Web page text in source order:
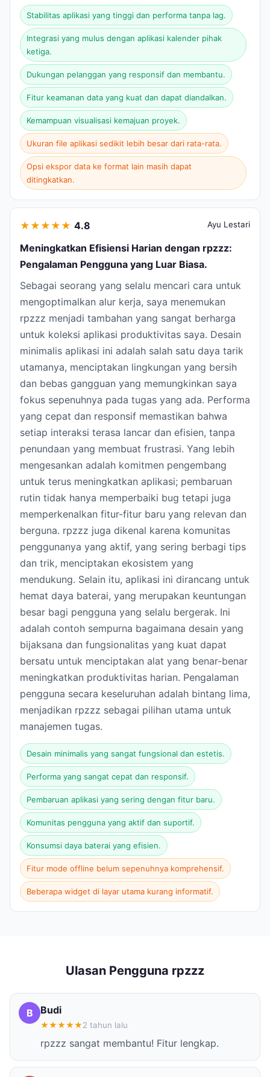
Stabilitas aplikasi yang tinggi dan performa tanpa lag.
Integrasi yang mulus dengan aplikasi kalender pihak
ketiga.
Dukungan pelanggan yang responsif dan membantu.
Fitur keamanan data yang kuat dan dapat diandalkan.
Kemampuan visualisasi kemajuan proyek.
Ukuran file aplikasi sedikit lebih besar dari rata-rata.
Opsi ekspor data ke format lain masih dapat
ditingkatkan.
★ ★ ★ ★ ★ 4.8 Ayu Lestari
Meningkatkan Efisiensi Harian dengan rpzzz:
Pengalaman Pengguna yang Luar Biasa.
Sebagai seorang yang selalu mencari cara untuk
mengoptimalkan alur kerja, saya menemukan
rpzzz menjadi tambahan yang sangat berharga
untuk koleksi aplikasi produktivitas saya. Desain
minimalis aplikasi ini adalah salah satu daya tarik
utamanya, menciptakan lingkungan yang bersih
dan bebas gangguan yang memungkinkan saya
fokus sepenuhnya pada tugas yang ada. Performa
yang cepat dan responsif memastikan bahwa
setiap interaksi terasa lancar dan efisien, tanpa
penundaan yang membuat frustrasi. Yang lebih
mengesankan adalah komitmen pengembang
untuk terus meningkatkan aplikasi; pembaruan
rutin tidak hanya memperbaiki bug tetapi juga
memperkenalkan fitur-fitur baru yang relevan dan
berguna. rpzzz juga dikenal karena komunitas
penggunanya yang aktif, yang sering berbagi tips
dan trik, menciptakan ekosistem yang
mendukung. Selain itu, aplikasi ini dirancang untuk
hemat daya baterai, yang merupakan keuntungan
besar bagi pengguna yang selalu bergerak. Ini
adalah contoh sempurna bagaimana desain yang
bijaksana dan fungsionalitas yang kuat dapat
bersatu untuk menciptakan alat yang benar-benar
meningkatkan produktivitas harian. Pengalaman
pengguna secara keseluruhan adalah bintang lima,
menjadikan rpzzz sebagai pilihan utama untuk
manajemen tugas.
Desain minimalis yang sangat fungsional dan estetis.
Performa yang sangat cepat dan responsif.
Pembaruan aplikasi yang sering dengan fitur baru.
Komunitas pengguna yang aktif dan suportif.
Konsumsi daya baterai yang efisien.
Fitur mode offline belum sepenuhnya komprehensif.
Beberapa widget di layar utama kurang informatif.
Ulasan Pengguna rpzzz
B Budi
★★★★★2 tahun lalu
rpzzz sangat membantu! Fitur lengkap.